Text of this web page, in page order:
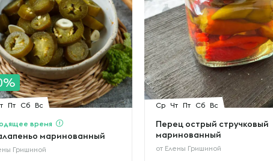
Пт Сб Вс
время
маринованный
Гришиной
Ср Чт Пт Сб Вс
Перец острый стручковый
маринованный
от Елены Гришиной